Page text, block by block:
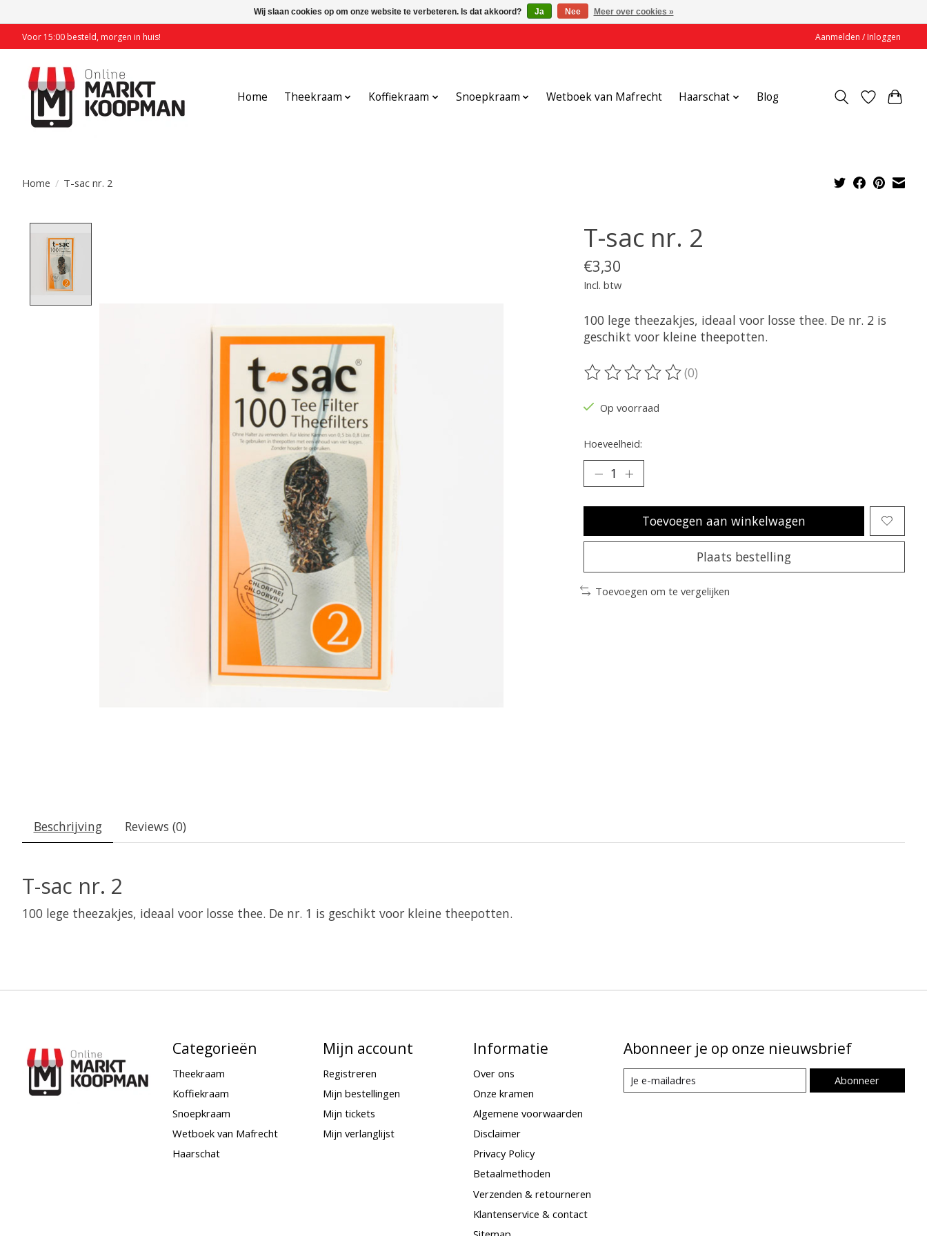
Voor 15:00 besteld, morgen in huis! Aanmelden / Inloggen
Home Theekraam Koffiekraam Snoepkraam Wetboek van Mafrecht Haarschat Blog
Home / T-sac nr. 2
T-sac nr. 2
€3,30
Incl. btw
100 lege theezakjes, ideaal voor losse thee. De nr. 2 is
geschikt voor kleine theepotten.
De beoordeling van dit product is
(0)
Op voorraad
Hoeveelheid:
Toevoegen aan winkelwagen
Plaats bestelling
Toevoegen om te vergelijken
Beschrijving Reviews (0)
T-sac nr. 2
100 lege theezakjes, ideaal voor losse thee. De nr. 1 is geschikt voor kleine theepotten.
Categorieën
Theekraam
Koffiekraam
Snoepkraam
Wetboek van Mafrecht
Haarschat
Mijn account
Registreren
Mijn bestellingen
Mijn tickets
Mijn verlanglijst
Informatie
Over ons
Onze kramen
Algemene voorwaarden
Disclaimer
Privacy Policy
Betaalmethoden
Verzenden & retourneren
Klantenservice & contact
Abonneer je op onze nieuwsbrief
Abonneer
Wij slaan cookies op om onze website te verbeteren. Is dat akkoord? Ja Nee Meer over cookies »